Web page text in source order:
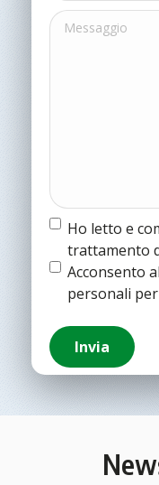
Messaggio
Termine
condizioni
Ho letto e
trattamento
Termine
condizioni
Acconsento
personali
Invia